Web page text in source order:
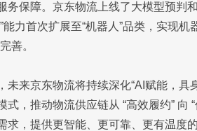
务保障。京东物流上线了大模型预判
力首次扩展至“机器人”品类，实现
善。
未来京东物流将持续深化“AI赋能，具
，推动物流供应链从 “高效履约” 向
，提供更智能、更可靠、更有温度的